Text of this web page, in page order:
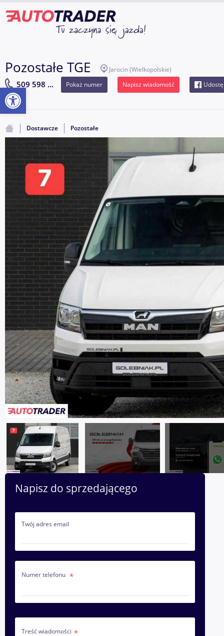
Pozostałe TGE Jarocin(Wielkopolskie)
509 598 ... Pokaż numer Napisz wiadomość
Dostawcze Pozostałe
Napisz do sprzedającego
Twój adres email
Numer telefonu
Treść wiadomości
Otwórz pasek narzędzi